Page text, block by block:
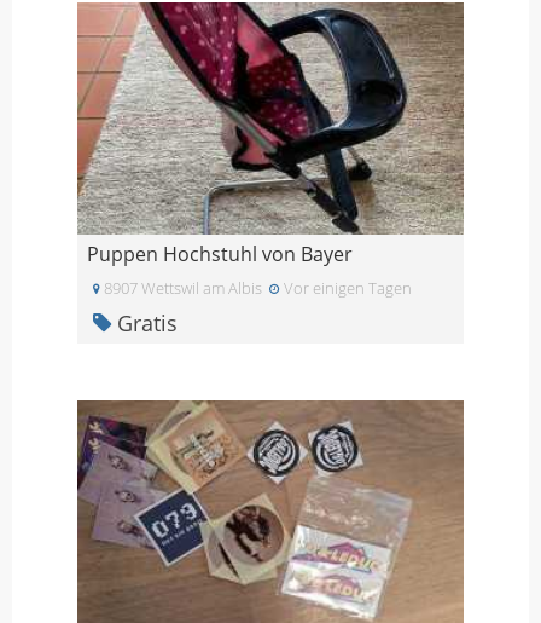
Puppen Hochstuhl von Bayer
8907 Wettswil am Albis Vor einigen Tagen
Gratis